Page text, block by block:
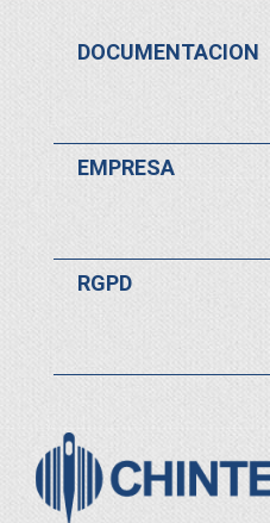
DOCUMENTACION
EMPRESA
RGPD